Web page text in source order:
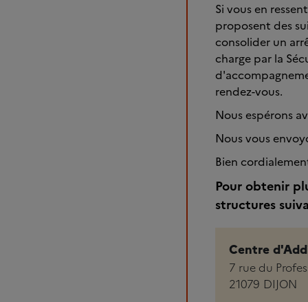
Si vous en
proposent des
consolider un
charge par la
rendez-vous.
Nous espérons
Nous vous
Bien
Pour obtenir
structures
Centre
7 rue du
21079 DIJON